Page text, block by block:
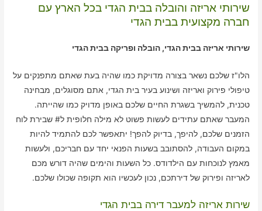
שירותי אריזה והובלה בבית הגדי בכל הארץ עם
חברה מקצועית בבית הגדי
שירותי אריזה בבית הגדי, הובלה ופריקה בבית הגדי
הלו"ז שלכם נשאר בצורה מדויקת כמו שהיה בעת שאתם מתפנקים על
טיפולי פירוק ואריזה ושינוע בעיר בית הגדי, אתם מסוגלים, מבחינה
טכנית, להמשיך בשגרת החיים שלכם באופן מדויק כמו שהייתה.
המעבר שאתם עתידים לעשות פשוט לא מילה חלופית ל# שבירת לוח
הזמנים שלכם, להיפך, בדיוק להפך! יתאפשר לכם להתמיד להיות
במקום העבודה, להסתובב בשעות הפנאי יחד עם חבריכם, ולעשות
מאמץ לנוכחות עם הילדודס. כל השעות והימים שהיה דורש מכם
לאריזה ופירוק של דירתכם, נכון לעכשיו הוא תקופה שכולו שלכם.
שירות אריזה למעבר דירה בבית הגדי